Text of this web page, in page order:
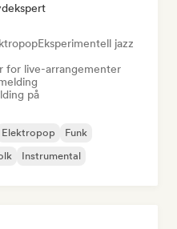
Eksperimentell jazz
for live-arrangementer
på
Elektropop
Funk
Instrumental